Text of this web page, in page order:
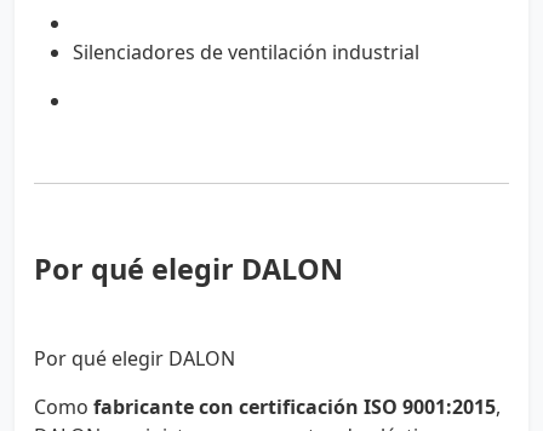
Silenciadores de ventilación industrial
Por qué elegir DALON
Por qué elegir DALON
Como fabricante con certificación ISO 9001:2015,